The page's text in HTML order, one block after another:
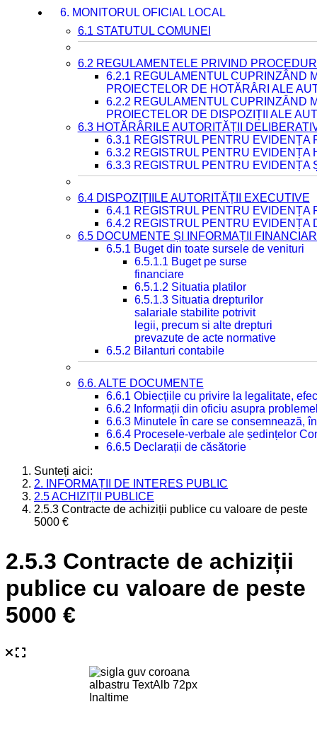
6. MONITORUL OFICIAL LOCAL
6.1 STATUTUL COMUNEI
6.2 REGULAMENTELE PRIVIND
6.2.1 REGULAMENTUL CUPRINZÂND
PROIECTELOR DE HOTĂRÂRI ALE
6.2.2 REGULAMENTUL CUPRINZÂND
PROIECTELOR DE DISPOZIȚII ALE
6.3 HOTĂRÂRILE AUTORITĂȚII
6.3.1 REGISTRUL PENTRU EVIDENȚA
6.3.2 REGISTRUL PENTRU EVIDENȚA
6.3.3 REGISTRUL PENTRU EVIDENȚA
6.4 DISPOZIȚIILE AUTORITĂȚII EXECUTIVE
6.4.1 REGISTRUL PENTRU EVIDENȚA
6.4.2 REGISTRUL PENTRU EVIDENȚA
6.5 DOCUMENTE ȘI INFORMAȚII
6.5.1 Buget din toate sursele de venituri
6.5.1.1 Buget pe surse
financiare
6.5.1.2 Situatia platilor
6.5.1.3 Situatia drepturilor
salariale stabilite potrivit
legii, precum si alte drepturi
prevazute de acte normative
6.5.2 Bilanturi contabile
6.6. ALTE DOCUMENTE
6.6.1 Obiecțiile cu privire la legalitate,
6.6.2 Informații din oficiu asupra
6.6.3 Minutele în care se consemnează,
6.6.4 Procesele-verbale ale ședințelor
6.6.5 Declarații de căsătorie
Sunteți aici:
2. INFORMAȚII DE INTERES PUBLIC
2.5 ACHIZIȚII PUBLICE
2.5.3 Contracte de achiziții publice cu valoare de peste
5000 €
2.5.3 Contracte de achiziții
publice cu valoare de peste
5000 €